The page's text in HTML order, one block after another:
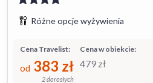
Różne opcje wyżywienia
Cena w obiekcie:
479 zł
Cena Travelist:
od 383 zł
2 dorosłych